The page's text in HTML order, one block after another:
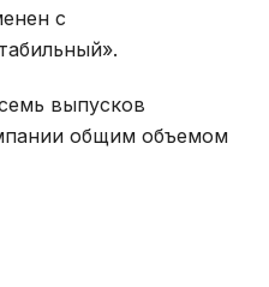
с
выпусков
общим объемом